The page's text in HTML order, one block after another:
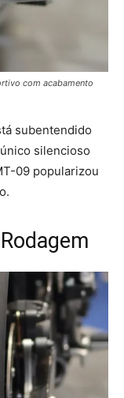
com acabamento
subentendido
silencioso
09 popularizou